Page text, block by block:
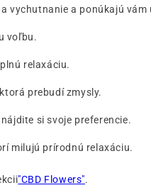
vychutnanie a ponúkajú vám
voľbu.
relaxáciu.
prebudí zmysly.
si svoje preferencie.
milujú prírodnú relaxáciu.
"CBD Flowers".